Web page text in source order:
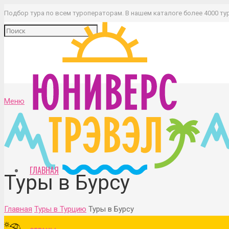
Подбор тура по всем туроператорам. В нашем каталоге более 4000
Меню
ГЛАВНАЯ
Туры в Бурсу
Главная Туры в Турцию Туры в Бурсу